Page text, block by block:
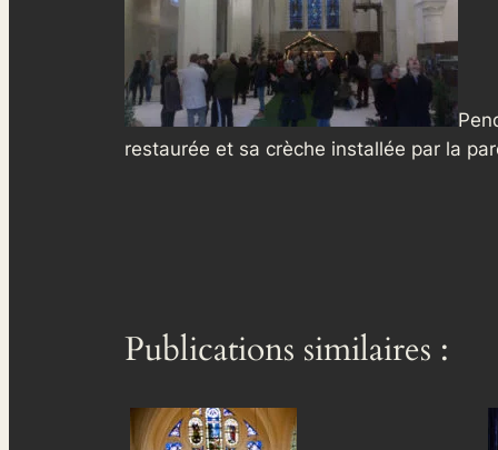
restaurée et sa crèche installée par la
Publications similaires :